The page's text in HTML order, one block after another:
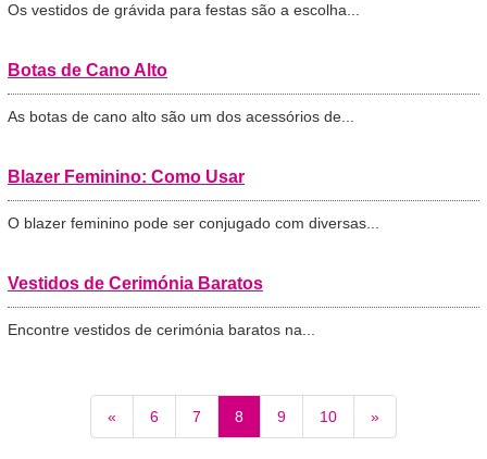
Os vestidos de grávida para festas são a escolha...
Botas de Cano Alto
As botas de cano alto são um dos acessórios de...
Blazer Feminino: Como Usar
O blazer feminino pode ser conjugado com diversas...
Vestidos de Cerimónia Baratos
Encontre vestidos de cerimónia baratos na...
« 6 7 8 9 10 »